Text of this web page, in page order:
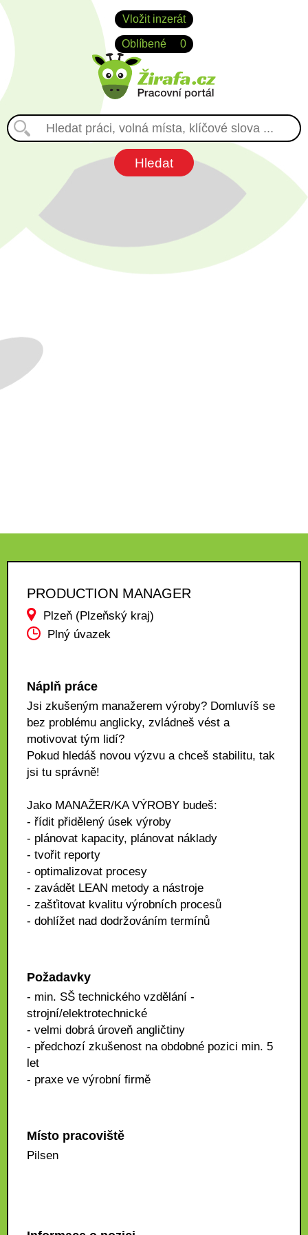
Vložit inzerát
Oblíbené 0
PRODUCTION MANAGER
Plzeň (Plzeňský kraj)
Plný úvazek
Náplň práce
Jsi zkušeným manažerem výroby? Domluvíš se
bez problému anglicky, zvládneš vést a
motivovat tým lidí?
Pokud hledáš novou výzvu a chceš stabilitu, tak
jsi tu správně!
Jako MANAŽER/KA VÝROBY budeš:
- řídit přidělený úsek výroby
- plánovat kapacity, plánovat náklady
- tvořit reporty
- optimalizovat procesy
- zavádět LEAN metody a nástroje
- zašťitovat kvalitu výrobních procesů
- dohlížet nad dodržováním termínů
Požadavky
- min. SŠ technického vzdělání -
strojní/elektrotechnické
- velmi dobrá úroveň angličtiny
- předchozí zkušenost na obdobné pozici min. 5
let
- praxe ve výrobní firmě
Místo pracoviště
Pilsen